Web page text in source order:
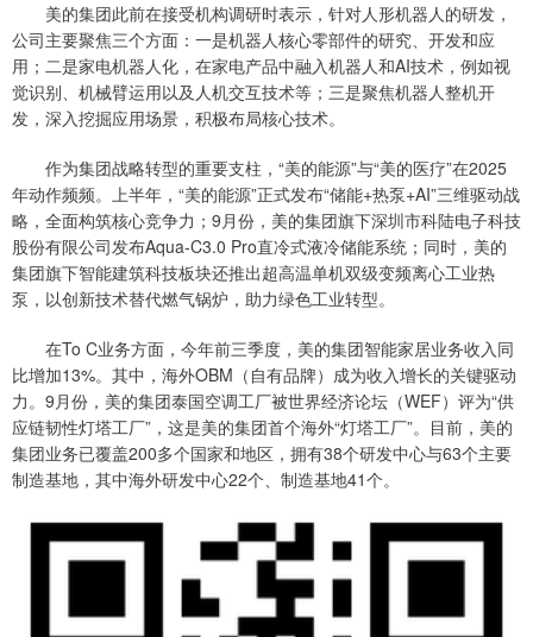
美的集团此前在接受机构调研时表示，针对人形机器人的研发，
公司主要聚焦三个方面：一是机器人核心零部件的研究、开发和应
用；二是家电机器人化，在家电产品中融入机器人和AI技术，例如视
觉识别、机械臂运用以及人机交互技术等；三是聚焦机器人整机开
发，深入挖掘应用场景，积极布局核心技术。
作为集团战略转型的重要支柱，“美的能源”与“美的医疗”在2025
年动作频频。上半年，“美的能源”正式发布“储能+热泵+AI”三维驱动战
略，全面构筑核心竞争力；9月份，美的集团旗下深圳市科陆电子科技
股份有限公司发布Aqua-C3.0 Pro直冷式液冷储能系统；同时，美的
集团旗下智能建筑科技板块还推出超高温单机双级变频离心工业热
泵，以创新技术替代燃气锅炉，助力绿色工业转型。
在To C业务方面，今年前三季度，美的集团智能家居业务收入同
比增加13%。其中，海外OBM（自有品牌）成为收入增长的关键驱动
力。9月份，美的集团泰国空调工厂被世界经济论坛（WEF）评为“供
应链韧性灯塔工厂”，这是美的集团首个海外“灯塔工厂”。目前，美的
集团业务已覆盖200多个国家和地区，拥有38个研发中心与63个主要
制造基地，其中海外研发中心22个、制造基地41个。